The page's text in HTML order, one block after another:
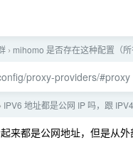
› mihomo 是否存在这种配置（
proxy-providers/#proxy
› IPV6 地址都是公网 IP 吗，跟
来都是公网地址，但是从